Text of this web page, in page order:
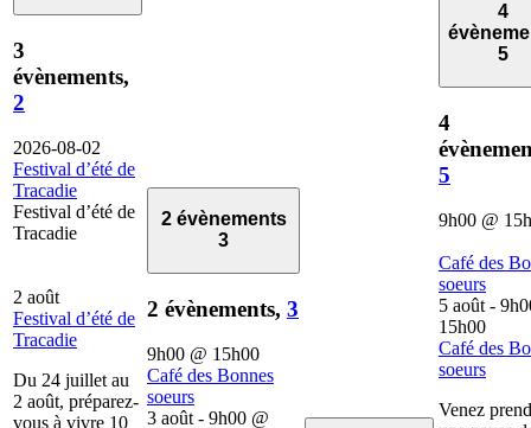
3
évènements,
2
2026-08-02
Festival d’été de
Tracadie
Festival d’été de
Tracadie
2 août
Festival d’été de
Tracadie
Du 24 juillet au
2 août, préparez-
vous à vivre 10
2 évènements
3
2 évènements, 3
9h00 @ 15h00
Café des Bonnes
soeurs
3 août - 9h00 @
4
5
4
5
9h00 @
Café des
soeurs
5 août -
15h00
Café des
soeurs
Venez